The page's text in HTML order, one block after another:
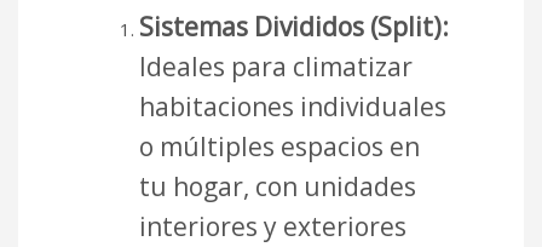
Sistemas Divididos (Split):
Ideales para climatizar
habitaciones individuales
o múltiples espacios en
tu hogar, con unidades
interiores y exteriores